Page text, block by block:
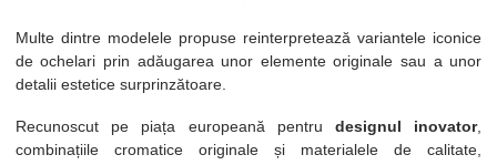
Multe dintre modelele propuse reinterpretează variantele iconice
de ochelari prin adăugarea unor elemente originale sau a unor
detalii estetice surprinzătoare.
Recunoscut pe piața europeană pentru designul inovator,
combinațiile cromatice originale și materialele de calitate,